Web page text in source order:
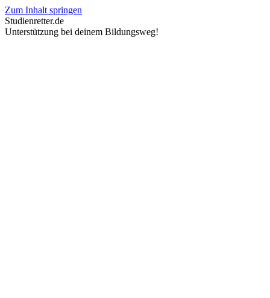
Zum Inhalt springen
Studienretter.de
Unterstützung bei deinem Bildungsweg!